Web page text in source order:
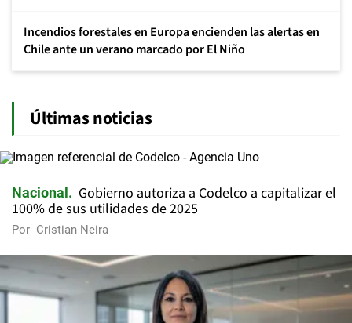
Incendios forestales en Europa encienden las alertas en
Chile ante un verano marcado por El Niño
Últimas noticias
Nacional
Gobierno autoriza a Codelco a capitalizar el
100% de sus utilidades de 2025
Por Cristian Neira